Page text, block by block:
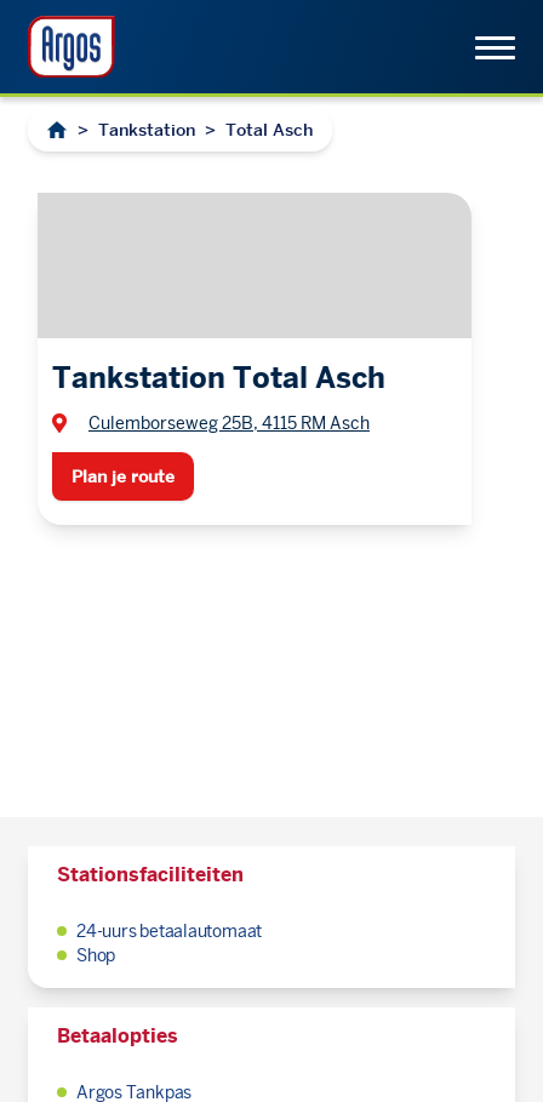
> Tankstation > Total Asch
Tankstation Total Asch
Culemborseweg 25B, 4115 RM Asch
Plan je route
Stationsfaciliteiten
24-uurs betaalautomaat
Shop
Betaalopties
Argos Tankpas